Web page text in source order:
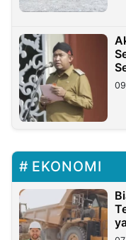
EKONOMI